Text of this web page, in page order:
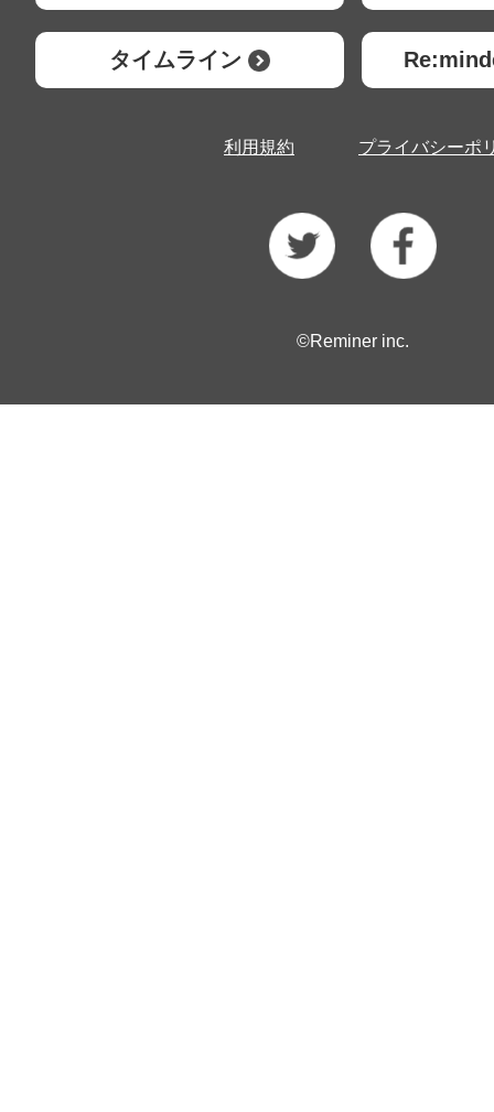
タイムライン
利用規約 プライバシーポ
©Reminer inc.